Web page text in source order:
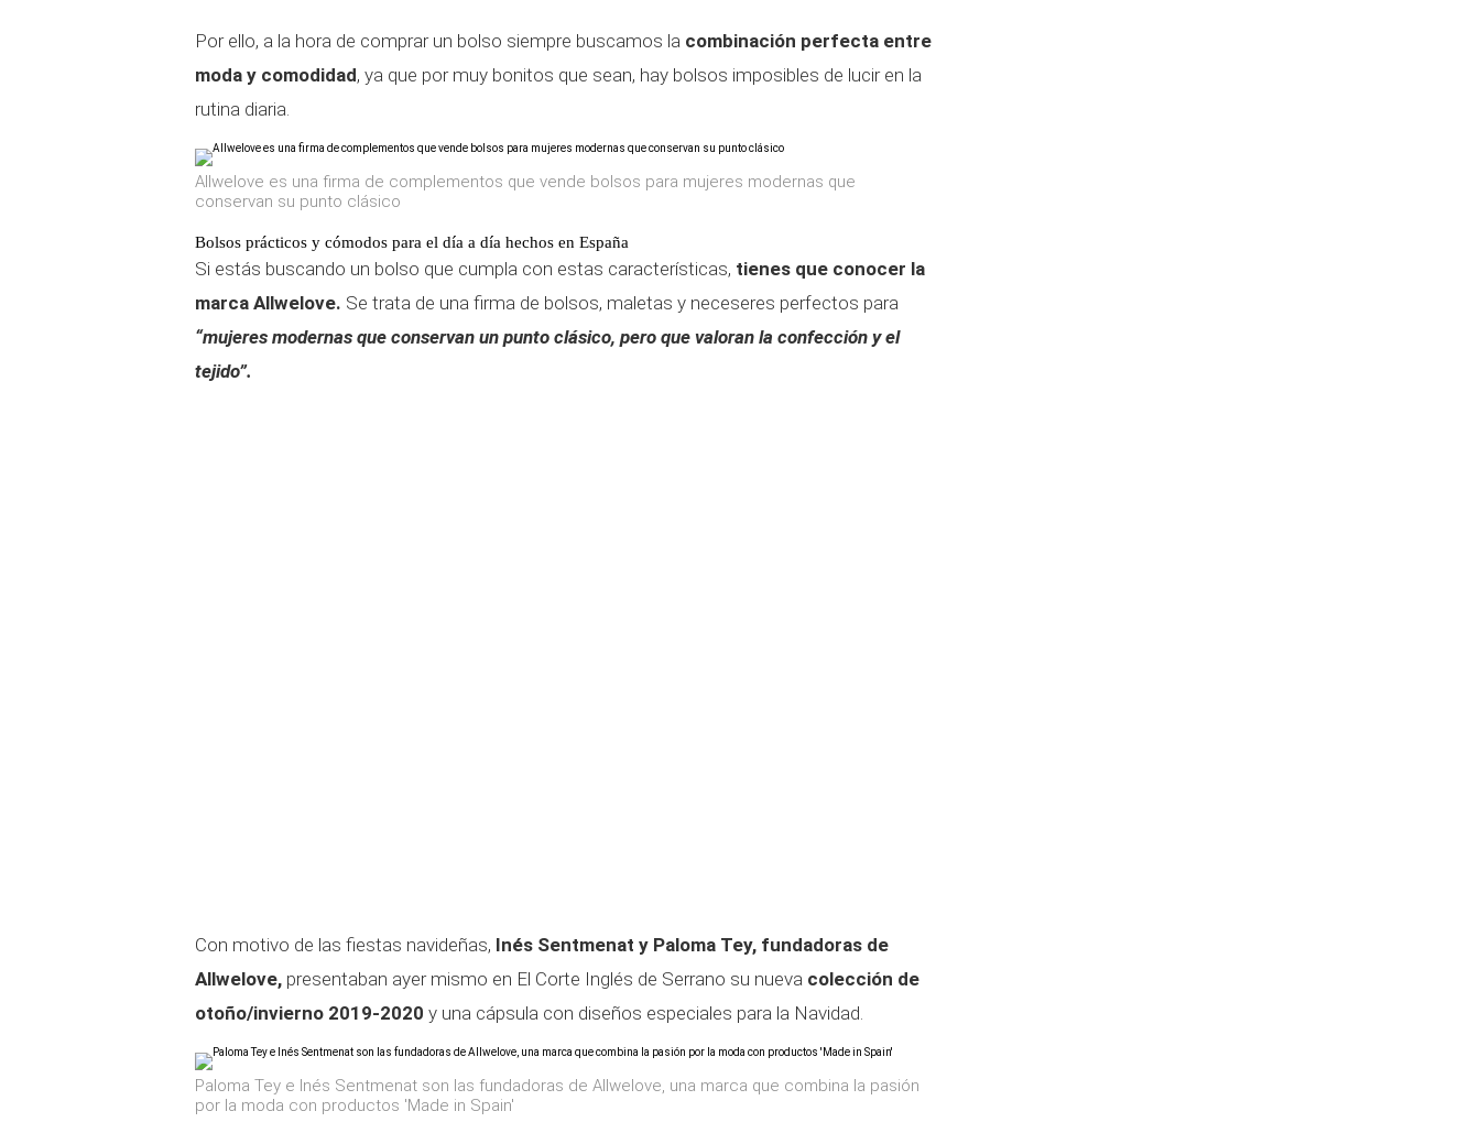
Por ello, a la hora de comprar un bolso siempre buscamos la combinación perfecta entre
moda y comodidad, ya que por muy bonitos que sean, hay bolsos imposibles de lucir en la
rutina diaria.
Allwelove es una firma de complementos que vende bolsos para mujeres modernas que
conservan su punto clásico
Bolsos prácticos y cómodos para el día a día hechos en España
Si estás buscando un bolso que cumpla con estas características, tienes que conocer la
marca Allwelove. Se trata de una firma de bolsos, maletas y neceseres perfectos para
“mujeres modernas que conservan un punto clásico, pero que valoran la confección y el
tejido”.
Con motivo de las fiestas navideñas, Inés Sentmenat y Paloma Tey, fundadoras de
Allwelove, presentaban ayer mismo en El Corte Inglés de Serrano su nueva colección de
otoño/invierno 2019-2020 y una cápsula con diseños especiales para la Navidad.
Paloma Tey e Inés Sentmenat son las fundadoras de Allwelove, una marca que combina la pasión
por la moda con productos 'Made in Spain'